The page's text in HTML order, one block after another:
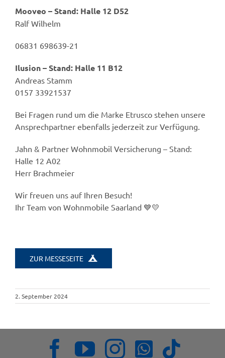
Mooveo – Stand: Halle 12 D52
Ralf Wilhelm
06831 698639-21
Ilusion – Stand: Halle 11 B12
Andreas Stamm
0157 33921537
Bei Fragen rund um die Marke Etrusco stehen unsere
Ansprechpartner ebenfalls jederzeit zur Verfügung.
Jahn & Partner Wohnmobil Versicherung – Stand:
Halle 12 A02
Herr Brachmeier
Wir freuen uns auf Ihren Besuch!
Ihr Team von Wohnmobile Saarland 💙💛
ZUR MESSESEITE
2. September 2024